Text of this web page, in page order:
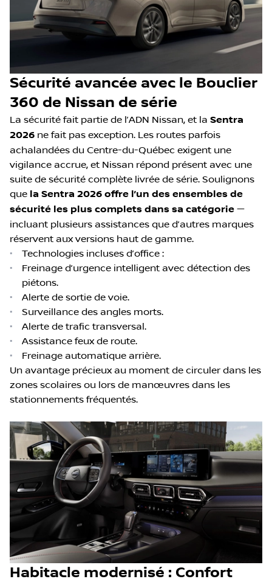
Sécurité avancée avec le Bouclier
360 de Nissan de série
La sécurité fait partie de l’ADN Nissan, et la Sentra
2026 ne fait pas exception. Les routes parfois
achalandées du Centre-du-Québec exigent une
vigilance accrue, et Nissan répond présent avec une
suite de sécurité complète livrée de série. Soulignons
que la Sentra 2026 offre l’un des ensembles de
sécurité les plus complets dans sa catégorie —
incluant plusieurs assistances que d’autres marques
réservent aux versions haut de gamme.
•
Technologies incluses d’office :
•
Freinage d’urgence intelligent avec détection des
piétons.
•
Alerte de sortie de voie.
•
Surveillance des angles morts.
•
Alerte de trafic transversal.
•
Assistance feux de route.
•
Freinage automatique arrière.
Un avantage précieux au moment de circuler dans les
zones scolaires ou lors de manœuvres dans les
stationnements fréquentés.
Habitacle modernisé : Confort